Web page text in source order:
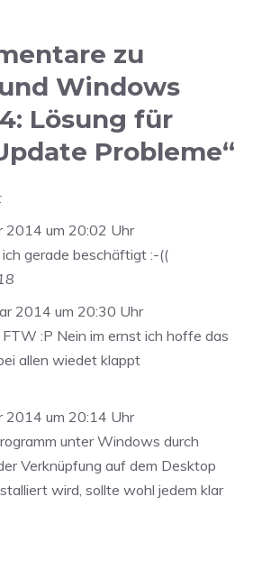
zu
Windows
Lösung für
Probleme“
2014 um 20:02 Uhr
gerade beschäftigt :-((
2014 um 20:30 Uhr
:P Nein im ernst ich hoffe das
allen wiedet klappt
2014 um 20:14 Uhr
unter Windows durch
Verknüpfung auf dem Desktop
wird, sollte wohl jedem klar